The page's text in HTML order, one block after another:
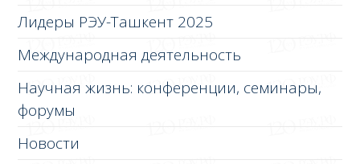
Лидеры РЭУ-Ташкент 2025
Международная деятельность
Научная жизнь: конференции, семинары,
форумы
Новости